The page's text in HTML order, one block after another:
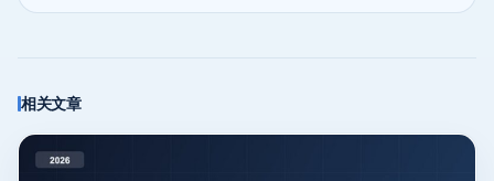
相关文章